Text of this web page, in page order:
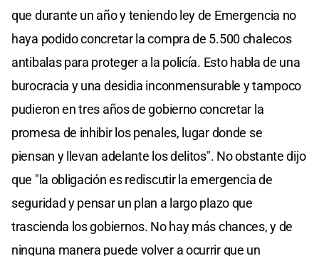
que durante un año y teniendo ley de Emergencia no
haya podido concretar la compra de 5.500 chalecos
antibalas para proteger a la policía. Esto habla de una
burocracia y una desidia inconmensurable y tampoco
pudieron en tres años de gobierno concretar la
promesa de inhibir los penales, lugar donde se
piensan y llevan adelante los delitos". No obstante dijo
que "la obligación es rediscutir la emergencia de
seguridad y pensar un plan a largo plazo que
trascienda los gobiernos. No hay más chances, y de
ninguna manera puede volver a ocurrir que un